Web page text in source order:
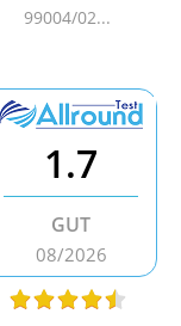
99004/02...
1.7
GUT
08/2026